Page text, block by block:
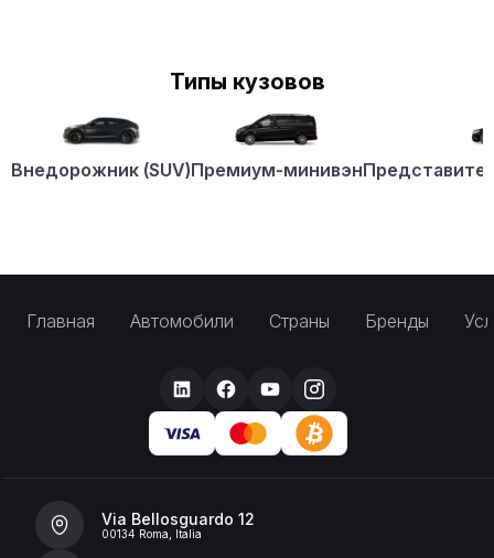
Типы кузовов
Внедорожник (SUV)Премиум-минивэн
Главная Автомобили Страны Бренды
Via Bellosguardo 12
00134 Roma, Italia